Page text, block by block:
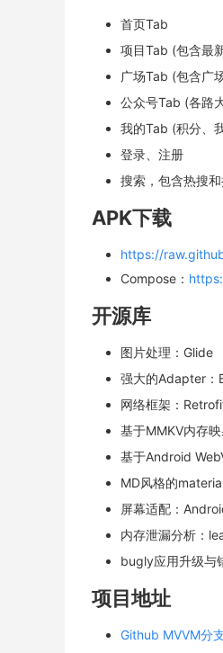
首页Tab
项目Tab (包含最
广场Tab (包含广
公众号Tab (各路
我的Tab (积分、
登录、注册
搜索，包含热搜
APK下载
https://
Compose：
开源库
图片处理：Glide
强大的Adapter
网络框架：
基于MMKV内存
基于Android
MD风格的
屏幕适配：
内存泄漏分析：
bugly应用升级与
项目地址
Github MVVM分